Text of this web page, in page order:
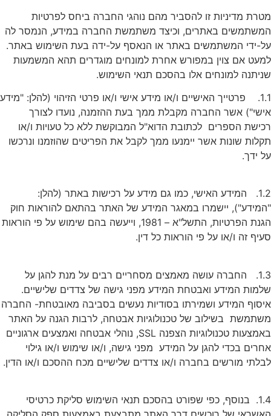
מדיניות זו להסביר מהם נוהגי החברה ביחס לפרטיות
באתרים, וכיצד משתמשת החברה במידע, הנמסר לה
ידי המשתמשים באתר או הנאסף על-ידה בעת השימוש באתר.
אם צוין במפורש אחרת למונחים מוגדרים תהא המשמעות
למונחים אלו בהסכם תנאי השימוש.
1.1. פרטייך האישיים ו/או מידע אישי ו/או פרטי הזיהוי (להלן: "מידע
אשר החברה מקבלת ממך בעת ההזמנה, נועדו לצורך
הספרים לכתובת הדוא"ל המבוקשת ללא כל טעויות ו/או
שונות אשר יימנעו ממך לקבל את הפריטים שהוזמנו ונרכשו
ידך.
1.2. המידע האישי, כמו גם מידע על רכישות באתר (להלן:
יישמרו במאגר המידע של האתר בהתאם להוראות חוק
הגנת הפרטיות, התשל"א – 1981, וייעשה בהם שימוש על פי הוראות
זה ו/או על פי הוראות כל דין.
1.3. החברה עושה מאמצים מסחריים רבים על מנת להגן על
המידע ואבטחת המידע מפני גישה של צדדים שלישיים.
המידע ושמירתו בסודיות נעשים בסביבה מאובטחת- החברה
בשילוב של טכנולוגיות אבטחה, לרבות הגנה על האתר
באמצעות טכנולוגיות הצפנה SSL, נוהלי אבטחה ואמצעים ארגוניים
בכדי להגן על המידע מפני גישה, ו/או שימוש ו/או גילוי
מורשים בחברה ו/או צדדים שלישיים מכח ההסכם ו/או הדין.
1.4. בנוסף, כפי שפורט בהסכם תנאי השימוש סליקת כרטיסי